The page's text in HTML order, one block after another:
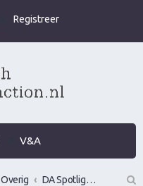
Registreer
V&A
Overig
DA Spotlight: Best of the forum over vrouwen versieren, gamen, ontmoeten of verleiden